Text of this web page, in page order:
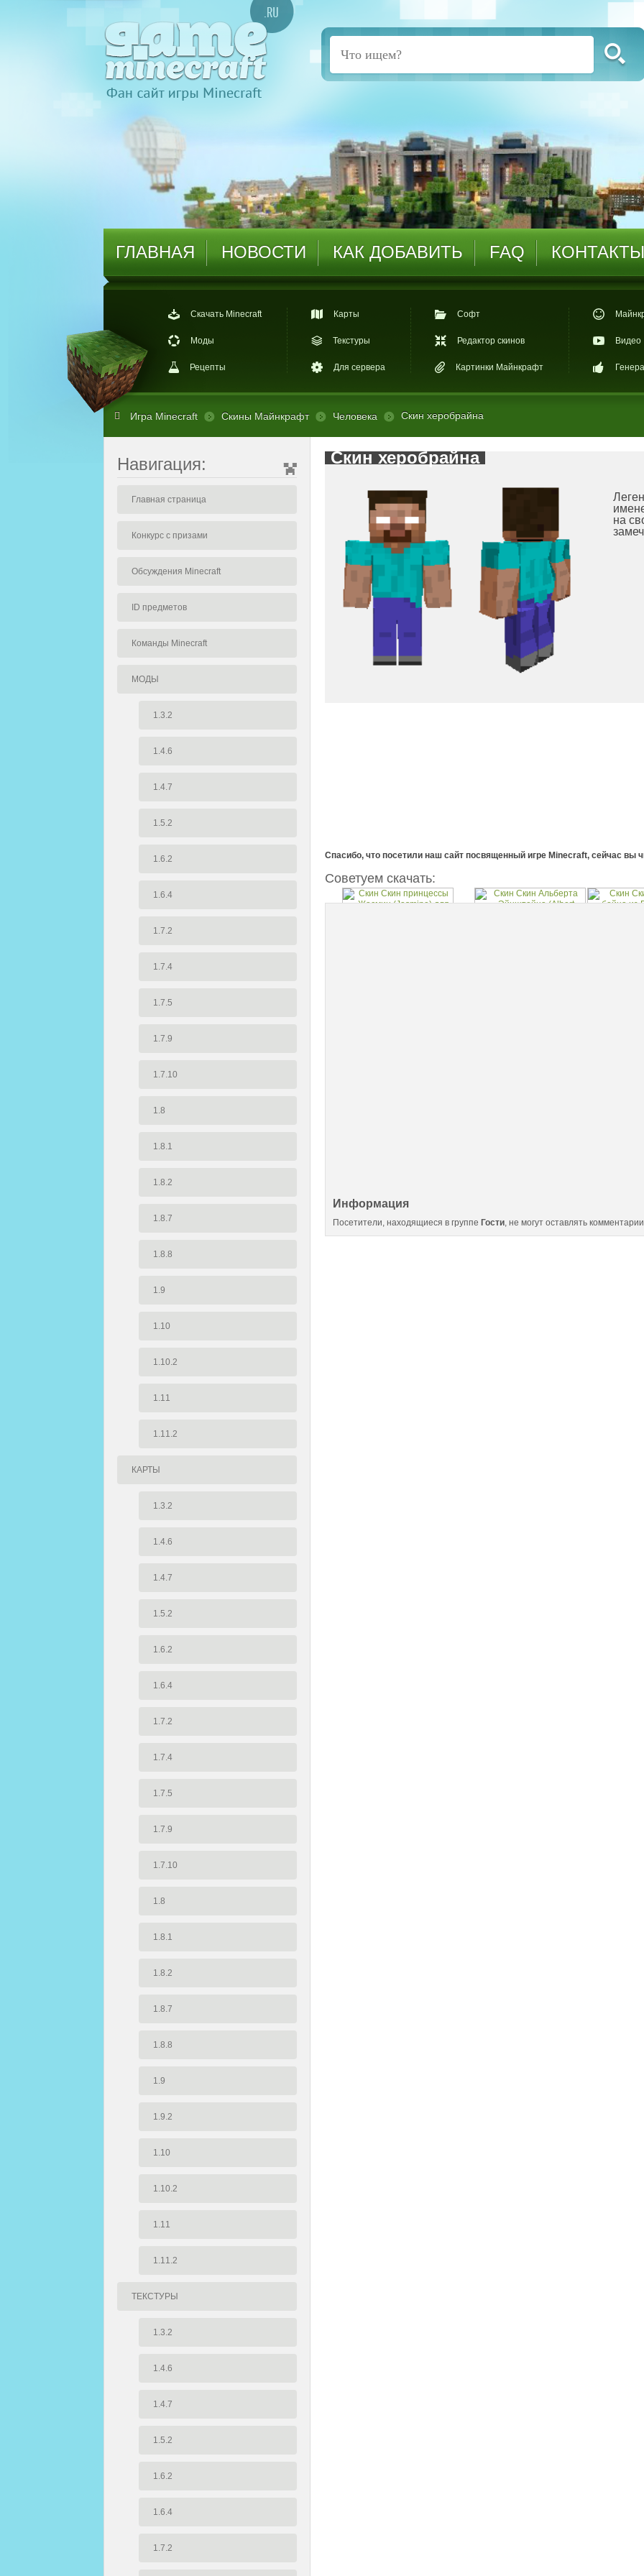
ГЛАВНАЯ НОВОСТИ КАК ДОБАВИТЬ FAQ КОНТАКТЫ
Скачать Minecraft
Моды
Рецепты
Карты
Текстуры
Для сервера
Софт
Редактор скинов
Картинки Майнкрафт
Видео
Игра Minecraft Скины Майнкрафт Человека Скин херобрайна
Навигация:
Главная страница
Конкурс с призами
Обсуждения Minecraft
ID предметов
Команды Minecraft
МОДЫ
1.3.2
1.4.6
1.4.7
1.5.2
1.6.2
1.6.4
1.7.2
1.7.4
1.7.5
1.7.9
1.7.10
1.8
1.8.1
1.8.2
1.8.7
1.8.8
1.9
1.10
1.10.2
1.11
1.11.2
КАРТЫ
1.3.2
1.4.6
1.4.7
1.5.2
1.6.2
1.6.4
1.7.2
1.7.4
1.7.5
1.7.9
1.7.10
1.8
1.8.1
1.8.2
1.8.7
1.8.8
1.9
1.9.2
1.10
1.10.2
1.11
1.11.2
ТЕКСТУРЫ
1.3.2
1.4.6
1.4.7
1.5.2
1.6.2
1.6.4
1.7.2
Скин херобрайна
на
Спасибо, что посетили наш сайт посвященный игре Minecraft, сейчас вы
Советуем скачать:
Информация
Посетители, находящиеся в группе Гости, не могут оставлять